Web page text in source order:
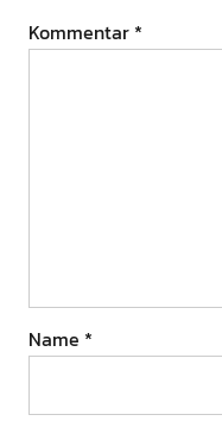
Kommentar *
Name *